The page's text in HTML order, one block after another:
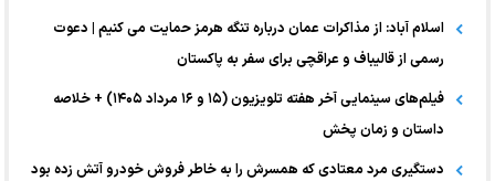
اسلام آباد: از مذاکرات عمان درباره تنگه هرمز حمایت می کنیم | دعوت
رسمی از قالیباف و عراقچی برای سفر به پاکستان
فیلم‌های سینمایی آخر هفته تلویزیون (۱۵ و ۱۶ مرداد ۱۴۰۵) + خلاصه
داستان و زمان پخش
دستگیری مرد معتادی که همسرش را به خاطر فروش خودرو آتش زده بود